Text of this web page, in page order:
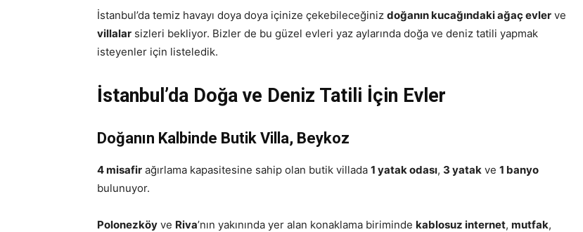
İstanbul’da temiz havayı doya doya içinize çekebileceğiniz doğanın kucağındaki ağaç evler ve
villalar sizleri bekliyor. Bizler de bu güzel evleri yaz aylarında doğa ve deniz tatili yapmak
isteyenler için listeledik.
İstanbul’da Doğa ve Deniz Tatili İçin Evler
Doğanın Kalbinde Butik Villa, Beykoz
4 misafir ağırlama kapasitesine sahip olan butik villada 1 yatak odası, 3 yatak ve 1 banyo
bulunuyor.
Polonezköy ve Riva’nın yakınında yer alan konaklama biriminde kablosuz internet, mutfak,